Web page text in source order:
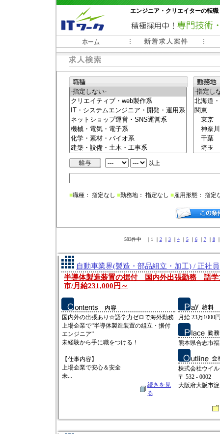
エンジニア・クリエイターの転
常時3000件以上の求人情報掲載中
以上
■職種： 指定なし ■勤務地： 指定なし ■雇用形態： 指定
593件中 ｜1 ｜ 2｜ 3｜ 4｜ 5｜ 6｜ 7｜ 8
自動車業界(製造・部品組立・加工) / 正社員
半導体製造装置の据付 国内外出張勤務 語学
市/月給231,000円～
国内外の出張あり☆語学力ゼロで海外勤務
上場企業で“半導体製造装置の組立・据付
エンジニア”
未経験から手に職をつける！
【仕事内容】
上場企業で安心＆安全
未...
続きを見
る
月給 23万1000
熊本県合志市
株式会社ウイ
〒 532 - 0002
大阪府大阪市